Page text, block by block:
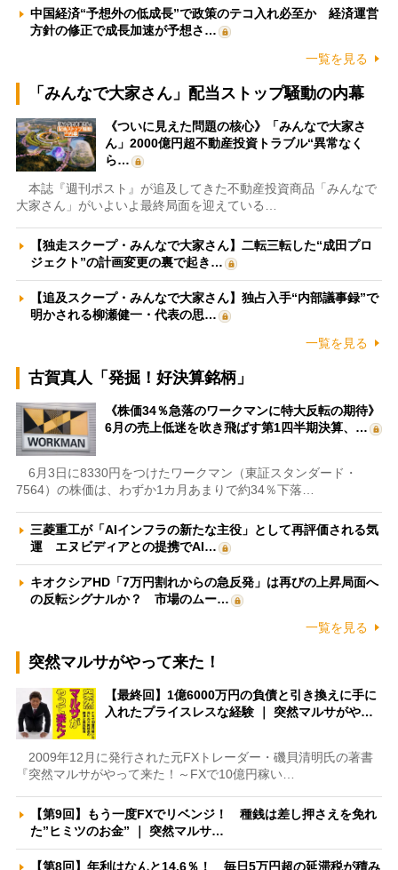
中国経済“予想外の低成長”で政策のテコ入れ必至か 経済運営
方針の修正で成長加速が予想さ…
一覧を見る
「みんなで大家さん」配当ストップ騒動の内幕
《ついに見えた問題の核心》「みんなで大家さ
ん」2000億円超不動産投資トラブル“異常なく
ら…
本誌『週刊ポスト』が追及してきた不動産投資商品「みんなで
大家さん」がいよいよ最終局面を迎えている…
【独走スクープ・みんなで大家さん】二転三転した“成田プロ
ジェクト”の計画変更の裏で起き…
【追及スクープ・みんなで大家さん】独占入手“内部議事録”で
明かされる柳瀬健一・代表の思…
一覧を見る
古賀真人「発掘！好決算銘柄」
《株価34％急落のワークマンに特大反転の期待》
6月の売上低迷を吹き飛ばす第1四半期決算、…
6月3日に8330円をつけたワークマン（東証スタンダード・
7564）の株価は、わずか1カ月あまりで約34％下落…
三菱重工が「AIインフラの新たな主役」として再評価される気
運 エヌビディアとの提携でAI…
キオクシアHD「7万円割れからの急反発」は再びの上昇局面へ
の反転シグナルか？ 市場のムー…
一覧を見る
突然マルサがやって来た！
【最終回】1億6000万円の負債と引き換えに手に
入れたプライスレスな経験 ｜ 突然マルサがや…
2009年12月に発行された元FXトレーダー・磯貝清明氏の著書
『突然マルサがやって来た！～FXで10億円稼い…
【第9回】もう一度FXでリベンジ！ 種銭は差し押さえを免れ
た”ヒミツのお金” ｜ 突然マルサ…
【第8回】年利はなんと14.6％！ 毎日5万円超の延滞税が積み